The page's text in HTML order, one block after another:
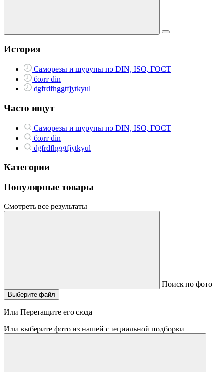
История
Саморезы и шурупы по DIN, ISO, ГОСТ
болт din
dgfrdfhggtfjytkyul
Часто ищут
Саморезы и шурупы по DIN, ISO, ГОСТ
болт din
dgfrdfhggtfjytkyul
Категории
Популярные товары
Смотреть все результаты
Поиск по фото
Выберите файл
Или Перетащите его сюда
Или выберите фото из нашей специальной подборки